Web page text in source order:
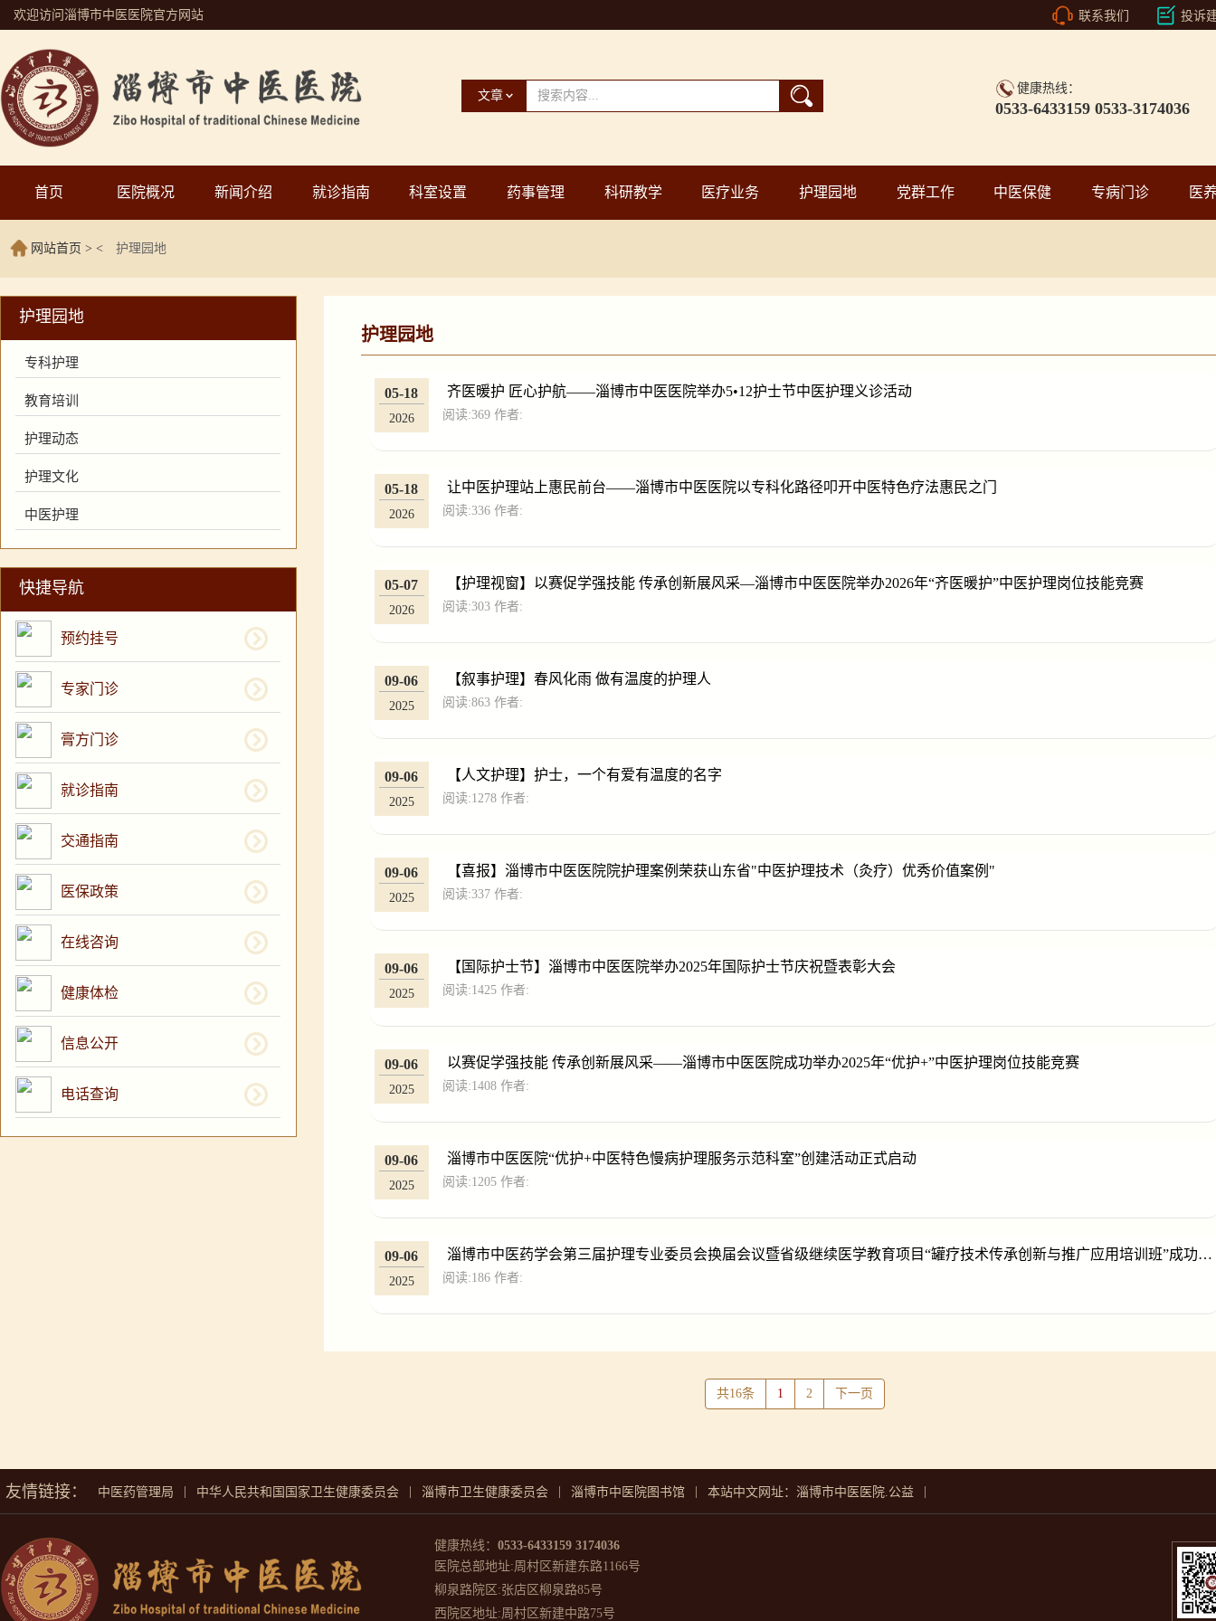
欢迎访问淄博市中医医院官方网站 联系我们 投诉
文章
健康热线：
0533-6433159 0533-3174036
首页 医院概况 新闻介绍 就诊指南 科室设置 药事管理 科研教学 医疗业务 护理园地 党群工作 中医保健 专病门诊 医
网站首页 > < 护理园地
护理园地
05-18
2026
齐医暖护 匠心护航——淄博市中医医院举办5•12护士节中医护理义诊活动
阅读:369 作者:
05-18
2026
让中医护理站上惠民前台——淄博市中医医院以专科化路径叩开中医特色疗法惠民之门
阅读:336 作者:
05-07
2026
【护理视窗】以赛促学强技能 传承创新展风采—淄博市中医医院举办2026年“齐医暖护”中医护理岗位技能竞赛
阅读:303 作者:
09-06
2025
【叙事护理】春风化雨 做有温度的护理人
阅读:863 作者:
09-06
2025
【人文护理】护士，一个有爱有温度的名字
阅读:1278 作者:
09-06
2025
【喜报】淄博市中医医院院护理案例荣获山东省"中医护理技术（灸疗）优秀价值案例"
阅读:337 作者:
09-06
2025
【国际护士节】淄博市中医医院举办2025年国际护士节庆祝暨表彰大会
阅读:1425 作者:
09-06
2025
以赛促学强技能 传承创新展风采——淄博市中医医院成功举办2025年“优护+”中医护理岗位技能竞赛
阅读:1408 作者:
09-06
2025
淄博市中医医院“优护+中医特色慢病护理服务示范科室”创建活动正式启动
阅读:1205 作者:
09-06
2025
淄博市中医药学会第三届护理专业委员会换届会议暨省级继续医学教育项目“罐疗技术传承创新与推广应用培训班”成功举
办
阅读:186 作者:
共16条 1 2 下一页
护理园地
专科护理
教育培训
护理动态
护理文化
中医护理
快捷导航
预约挂号
专家门诊
膏方门诊
就诊指南
交通指南
医保政策
在线咨询
健康体检
信息公开
电话查询
友情链接： 中医药管理局 | 中华人民共和国国家卫生健康委员会 | 淄博市卫生健康委员会 | 淄博市中医院图书馆 | 本站中文网址：淄博市中医医院.公益 |
健康热线： 0533-6433159 3174036
医院总部地址:周村区新建东路1166号
柳泉路院区:张店区柳泉路85号
西院区地址:周村区新建中路75号